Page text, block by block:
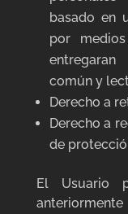
basado en
por
común y
Derecho a
Derecho a
de
El Usuario